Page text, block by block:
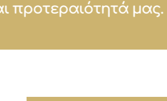
προτεραιότητά